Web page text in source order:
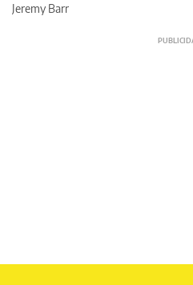
Jeremy Barr